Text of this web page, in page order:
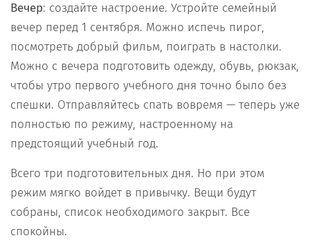
Вечер: создайте настроение. Устройте семейный
вечер перед 1 сентября. Можно испечь пирог,
посмотреть добрый фильм, поиграть в настолки.
Можно с вечера подготовить одежду, обувь, рюкзак,
чтобы утро первого учебного дня точно было без
спешки. Отправляйтесь спать вовремя — теперь уже
полностью по режиму, настроенному на
предстоящий учебный год.
Всего три подготовительных дня. Но при этом
режим мягко войдет в привычку. Вещи будут
собраны, список необходимого закрыт. Все
спокойны.